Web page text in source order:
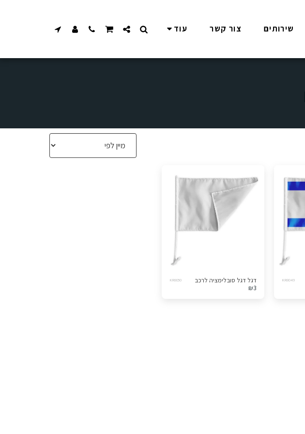
שירותים צור קשר עוד
KR8049 דגל דגל סובלימציה לרכב KR8050
₪3